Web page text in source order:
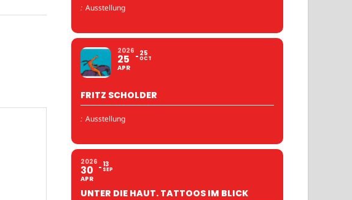
: Ausstellung
2026
25
APR
25
OCT
FRITZ SCHOLDER
: Ausstellung
2026
30
APR
13
SEP
UNTER DIE HAUT. TATTOOS IM BLICK